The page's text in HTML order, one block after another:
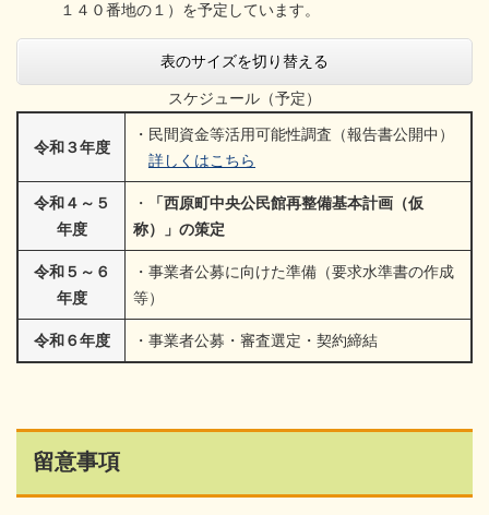
１４０番地の１）を予定しています。
表のサイズを切り替える
スケジュール（予定）
令和３年度
・民間資金等活用可能性調査（報告書公開中）
詳しくはこちら
令和４～５
年度
・
「西原町中央公民館再整備基本計画（仮
称）」の策定
令和５～６
年度
・事業者公募に向けた準備（要求水準書の作成
等）
令和６年度 ・事業者公募・審査選定・契約締結
留意事項